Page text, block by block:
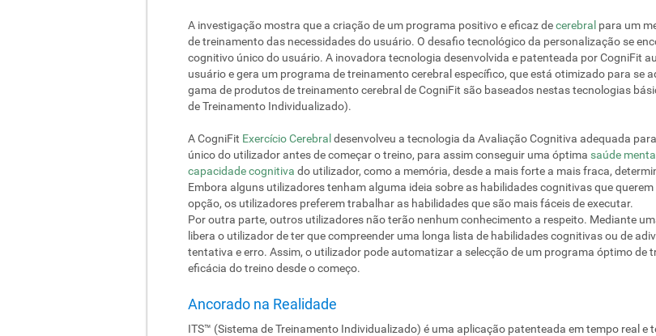
A investigação mostra que a criação de um programa positivo e eficaz decerebral para um
de treinamento das necessidades do usuário. O desafio tecnológico da personalização se
cognitivo único do usuário. A inovadora tecnologia desenvolvida e patenteada por CogniFit
usuário e gera um programa de treinamento cerebral específico, que está otimizado para se
gama de produtos de treinamento cerebral de CogniFit são baseados nestas tecnologias
de Treinamento Individualizado).
A CogniFit Exercício Cerebral desenvolveu a tecnologia da Avaliação Cognitiva adequada
único do utilizador antes de começar o treino, para assim conseguir uma óptima saúde mental
capacidade cognitiva do utilizador, como a memória, desde a mais forte a mais fraca,
Embora alguns utilizadores tenham alguma ideia sobre as habilidades cognitivas que
opção, os utilizadores preferem trabalhar as habilidades que são mais fáceis de executar.
Por outra parte, outros utilizadores não terão nenhum conhecimento a respeito. Mediante
libera o utilizador de ter que compreender uma longa lista de habilidades cognitivas ou de
tentativa e erro. Assim, o utilizador pode automatizar a selecção de um programa óptimo de
eficácia do treino desde o começo.
Ancorado na Realidade
ITS™ (Sistema de Treinamento Individualizado) é uma aplicação patenteada em tempo real e